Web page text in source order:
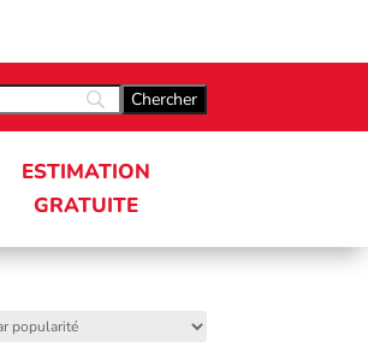
ESTIMATION
GRATUITE